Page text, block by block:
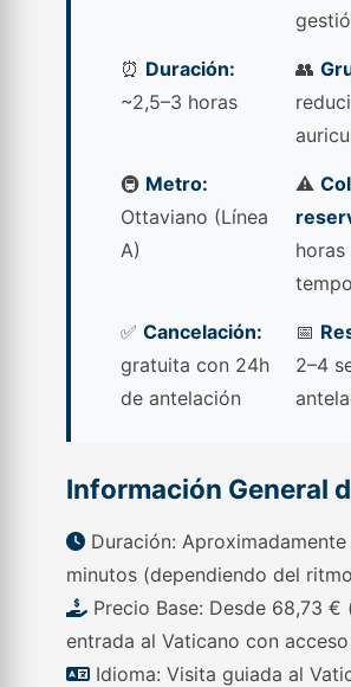
⏰ Duración:
~2,5–3 horas
👥
🚇 Metro:
Ottaviano (Línea
A)
⚠️
horas
✅Cancelación:
gratuita con 24h
de antelación
📅
2–4
Información General
Duración:
minutos (dependiendo del
Precio Base: Desde 68,73 €
entrada al Vaticano con
Idioma: Visita guiada al